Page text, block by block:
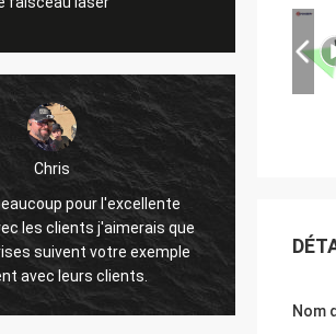
Chris
pour l'excellente
les clients j'aimerais que
suivent votre exemple
avec leurs clients.
sur les
qui
Nom